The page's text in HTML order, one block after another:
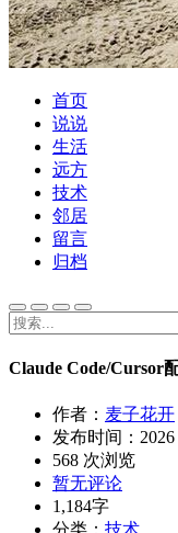
首页
说说
生活
远方
技术
邻居
留言
归档
Claude Code/Cursor
作者： 麦子花开
发布时间：
568 次浏览
暂无评论
1,184字